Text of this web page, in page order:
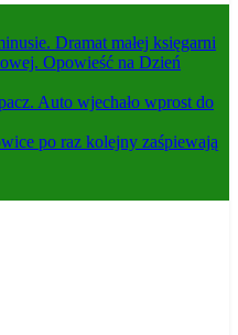
Dramat małej księgarni
Opowieść na Dzień
Auto wjechało wprost do
po raz kolejny zaśpiewają